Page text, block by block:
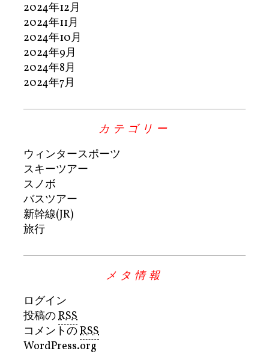
2024年12月
2024年11月
2024年10月
2024年9月
2024年8月
2024年7月
カテゴリー
ウィンタースポーツ
スキーツアー
スノボ
バスツアー
新幹線(JR)
旅行
メタ情報
ログイン
投稿のRSS
コメントのRSS
WordPress.org